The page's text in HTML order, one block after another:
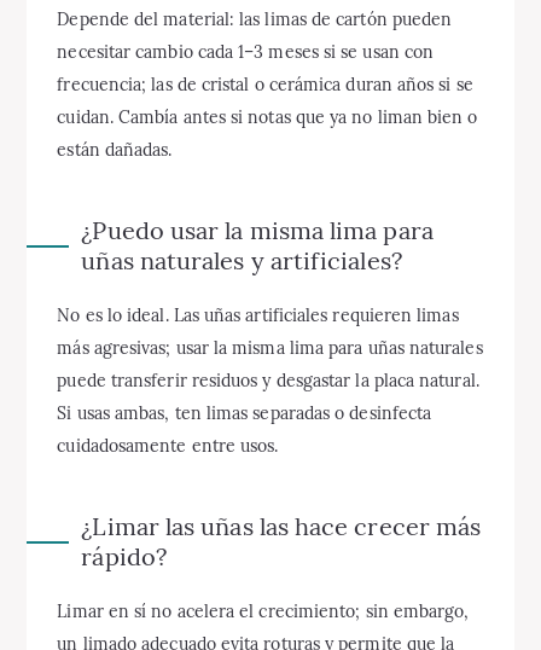
Depende del material: las limas de cartón pueden
necesitar cambio cada 1–3 meses si se usan con
frecuencia; las de cristal o cerámica duran años si se
cuidan. Cambía antes si notas que ya no liman bien o
están dañadas.
¿Puedo usar la misma lima para
uñas naturales y artificiales?
No es lo ideal. Las uñas artificiales requieren limas
más agresivas; usar la misma lima para uñas naturales
puede transferir residuos y desgastar la placa natural.
Si usas ambas, ten limas separadas o desinfecta
cuidadosamente entre usos.
¿Limar las uñas las hace crecer más
rápido?
Limar en sí no acelera el crecimiento; sin embargo,
un limado adecuado evita roturas y permite que la